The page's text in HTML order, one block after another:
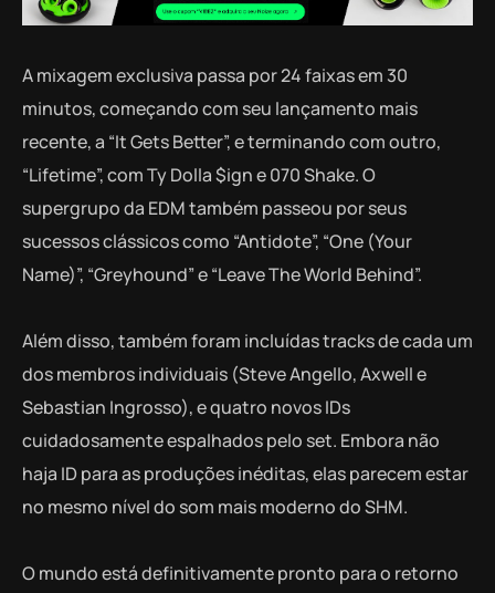
A mixagem exclusiva passa por 24 faixas em 30
minutos, começando com seu lançamento mais
recente, a “It Gets Better”, e terminando com outro,
“Lifetime”, com Ty Dolla $ign e 070 Shake. O
supergrupo da EDM também passeou por seus
sucessos clássicos como “Antidote”, “One (Your
Name)”, “Greyhound” e “Leave The World Behind”.
Além disso, também foram incluídas tracks de cada um
dos membros individuais (Steve Angello, Axwell e
Sebastian Ingrosso), e quatro novos IDs
cuidadosamente espalhados pelo set. Embora não
haja ID para as produções inéditas, elas parecem estar
no mesmo nível do som mais moderno do SHM.
O mundo está definitivamente pronto para o retorno